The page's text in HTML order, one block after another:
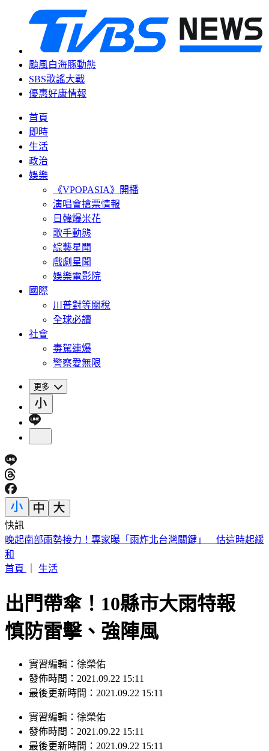
颱風白海豚動態
SBS歌謠大戰
優惠好康情報
首頁
即時
生活
政治
娛樂
《VPOPASIA》開播
演唱會搶票情報
日韓爆米花
歌手動態
綜藝星聞
戲劇星聞
娛樂電影院
國際
川普對等關稅
全球必讀
社會
毒駕連爆
警察愛無限
更多
快訊
晚起南部雨勢接力！專家曝「雨炸北台灣關鍵」 估這時起緩
和
首頁
生活
出門帶傘！10縣市大雨特報
慎防雷擊、強陣風
實習編輯：徐榮佑
發佈時間：2021.09.22 15:11
最後更新時間：2021.09.22 15:11
實習編輯 ： 徐榮佑
發佈時間： 2021.09.22 15:11
最後更新時間： 2021.09.22 15:11